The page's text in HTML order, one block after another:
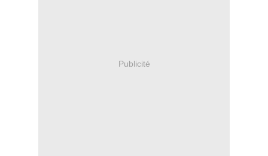
Publicité